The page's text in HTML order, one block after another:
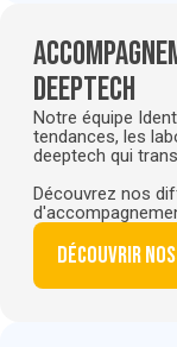
deeptech
Notre équipe
tendances, les
deeptech qui
Découvrez nos
Découvrir